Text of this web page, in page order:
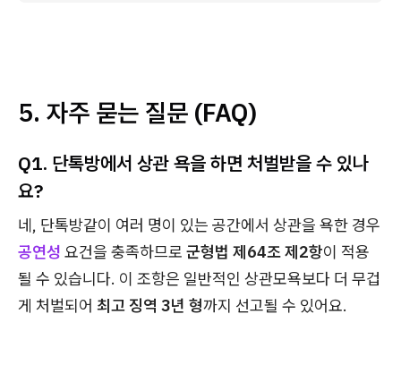
5. 자주 묻는 질문 (FAQ)
Q1. 단톡방에서 상관 욕을 하면 처벌받을 수 있나
요?
네, 단톡방같이 여러 명이 있는 공간에서 상관을 욕한 경우
공연성 요건을 충족하므로 군형법 제64조 제2항이 적용
될 수 있습니다. 이 조항은 일반적인 상관모욕보다 더 무겁
게 처벌되어 최고 징역 3년 형까지 선고될 수 있어요.